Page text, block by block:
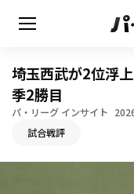
埼玉西武が2位浮
季2勝目
パ・リーグ インサイト
試合戦評